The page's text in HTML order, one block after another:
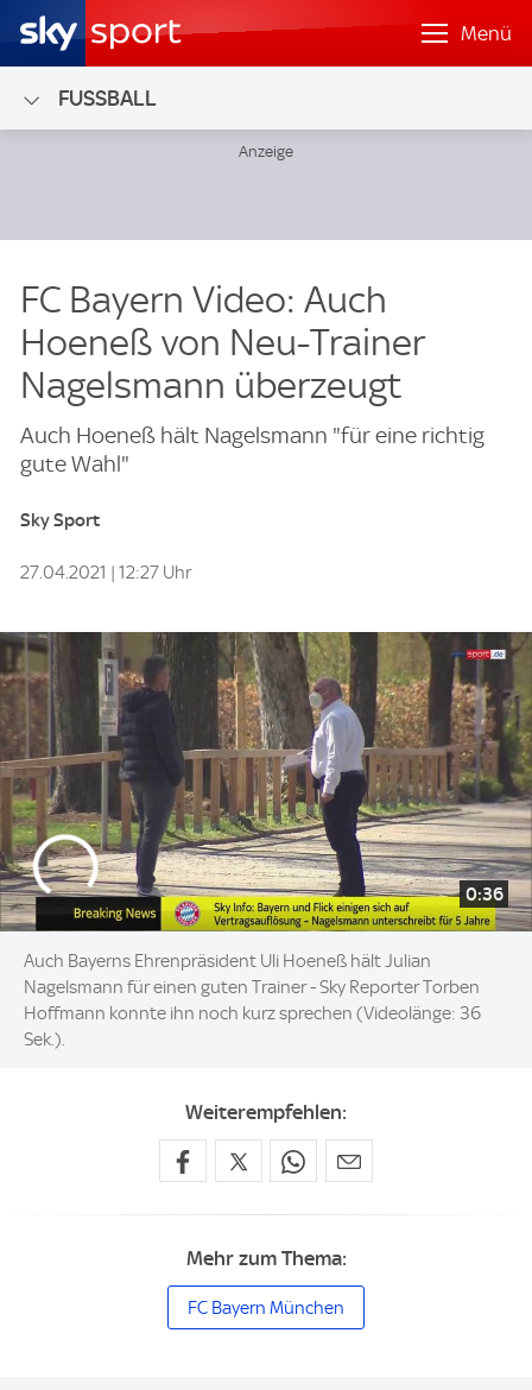
Menü
FUSSBALL
FC Bayern Video: Auch
Hoeneß von Neu-Trainer
Nagelsmann überzeugt
Auch Hoeneß hält Nagelsmann "für eine richtig
gute Wahl"
Sky Sport
27.04.2021 | 12:27 Uhr
0:36
Auch Bayerns Ehrenpräsident Uli Hoeneß hält Julian
Nagelsmann für einen guten Trainer - Sky Reporter Torben
Hoffmann konnte ihn noch kurz sprechen (Videolänge: 36
Sek.).
Weiterempfehlen:
Mehr zum Thema:
FC Bayern München